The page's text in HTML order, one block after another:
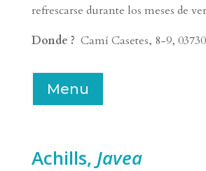
refrescarse durante los meses de
Donde ? Camí Casetes, 8-9,
Menu
Achills, Javea